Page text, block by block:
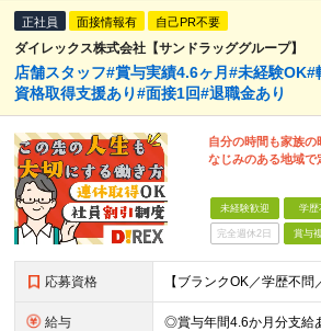
正社員 面接情報有 自己PR不要
ダイレックス株式会社【サンドラッググループ】
店舗スタッフ#賞与実績4.6ヶ月#未経験
資格取得支援あり#面接1回#退職金あり
自分の時間も家族の
なじみのある地域で
未経験歓迎 学歴
完全週休2日 賞与
応募資格
給与